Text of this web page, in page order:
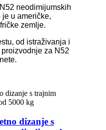
neodimijumskih
u američke,
zemlje.
od istraživanja i
za N52
dizanje s